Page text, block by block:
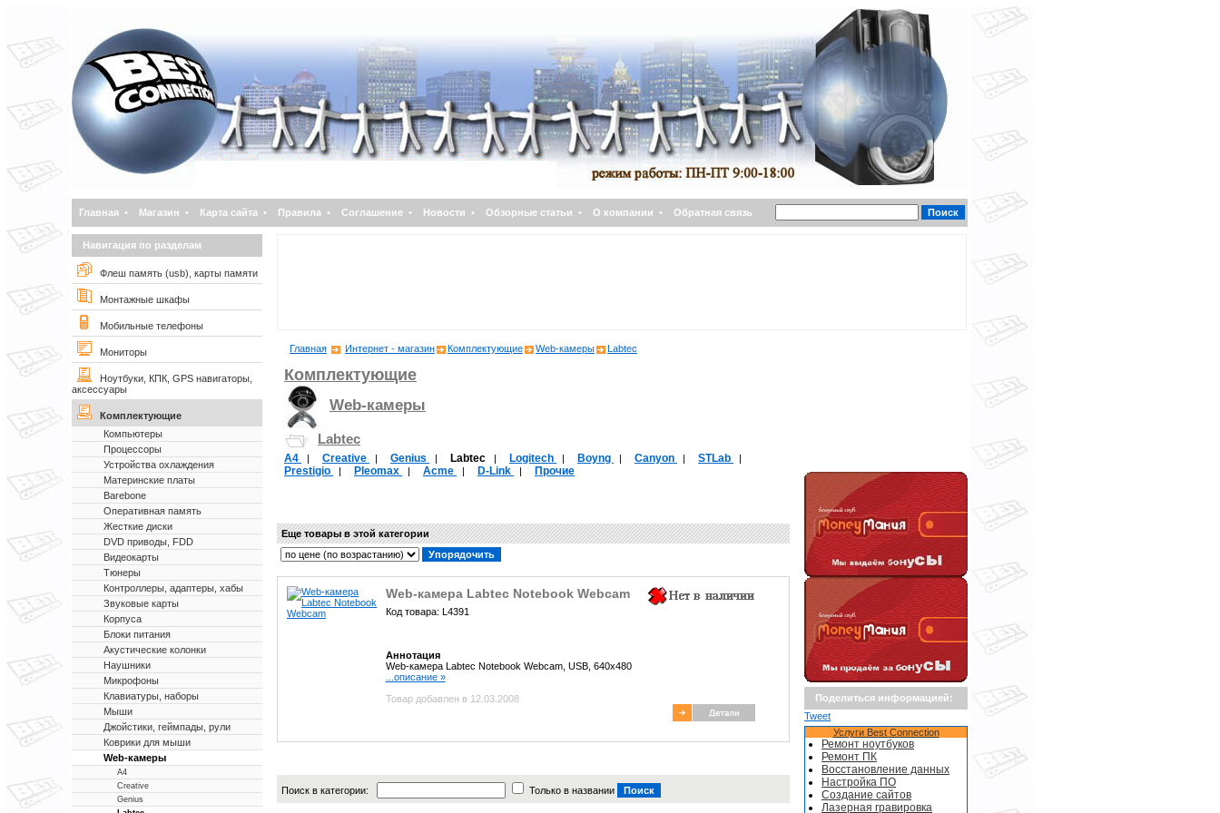
Главная • Магазин • Карта сайта • Правила • Соглашение • Новости • Обзорные статьи • О компании • Обратная связь
Навигация по разделам
Флеш память (usb), карты памяти
Монтажные шкафы
Мобильные телефоны
Мониторы
Ноутбуки, КПК, GPS навигаторы,
аксессуары
Комплектующие
Компьютеры
Процессоры
Устройства охлаждения
Материнские платы
Barebone
Оперативная память
Жесткие диски
DVD приводы, FDD
Видеокарты
Тюнеры
Контроллеры, адаптеры, хабы
Звуковые карты
Корпуса
Блоки питания
Акустические колонки
Наушники
Микрофоны
Клавиатуры, наборы
Мыши
Джойстики, геймпады, рули
Коврики для мыши
Web-камеры
A4
Creative
Genius
Главная Интернет - магазин Комплектующие Web-камеры Labtec
Комплектующие
Web-камеры
Labtec
A4 | Creative | Genius | Labtec | Logitech | Boyng | Canyon | STLab |
Prestigio | Pleomax | Acme | D-Link | Прочие
Еще товары в этой категории
Web-камера Labtec Notebook Webcam
Код товара: L4391
Аннотация
Web-камера Labtec Notebook Webcam, USB, 640x480
...описание »
Товар добавлен в 12.03.2008
Поиск в категории: Только в названии
Поделиться информацией:
Tweet
Услуги Best Connection
Ремонт ноутбуков
Ремонт ПК
Восстановление данных
Настройка ПО
Создание сайтов
Лазерная гравировка